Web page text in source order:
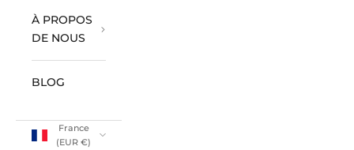
À PROPOS
DE NOUS
BLOG
France
(EUR €)